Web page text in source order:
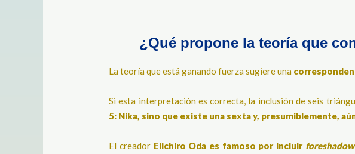
¿Qué propone la teoría que
​La teoría que está ganando fuerza sugiere una
Si esta interpretación es correcta, la inclusión de seis
5: Nika, sino que existe una sexta y, presumiblemente,
El creador Eiichiro Oda es famoso por incluir